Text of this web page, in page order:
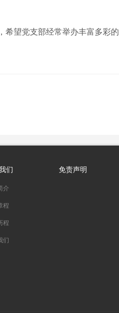
望党支部经常举办丰富多彩的
们
介
程
程
们
免责声明